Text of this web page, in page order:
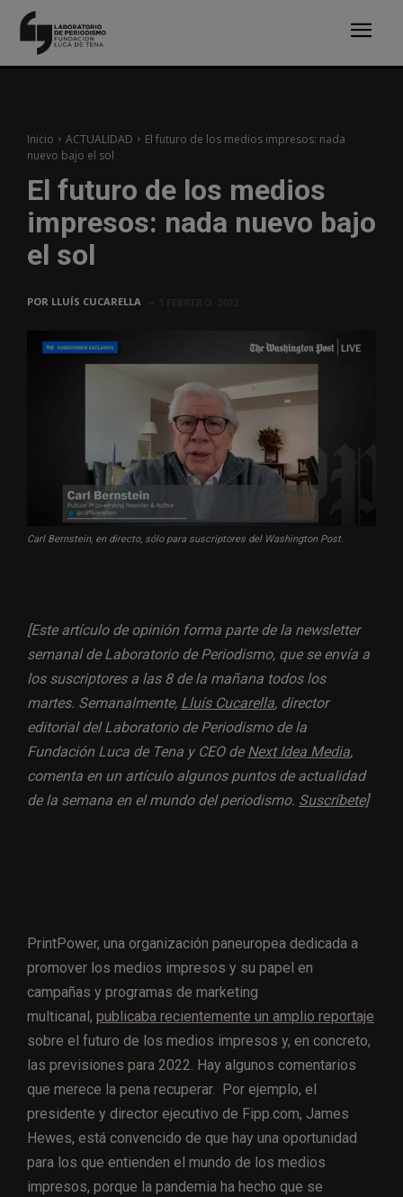
Inicio ACTUALIDAD
El futuro de los medios impresos: nada
nuevo bajo el sol
El futuro de los medios
impresos: nada nuevo bajo
el sol
POR LLUÍS CUCARELLA
Carl Bernstein, en directo, sólo para suscriptores del Washington Post.
[Este artículo de opinión forma parte de la newsletter
semanal de Laboratorio de Periodismo, que se envía a
los suscriptores a las 8 de la mañana todos los
martes. Semanalmente, Lluís Cucarella, director
editorial del Laboratorio de Periodismo de la
Fundación Luca de Tena y CEO de Next Idea Media,
comenta en un artículo algunos puntos de actualidad
de la semana en el mundo del periodismo. Suscríbete]
PrintPower, una organización paneuropea dedicada a
promover los medios impresos y su papel en
campañas y programas de marketing
multicanal, publicaba recientemente un amplio reportaje
sobre el futuro de los medios impresos y, en concreto,
las previsiones para 2022. Hay algunos comentarios
que merece la pena recuperar. Por ejemplo, el
presidente y director ejecutivo de Fipp.com, James
Hewes, está convencido de que hay una oportunidad
para los que entienden el mundo de los medios
impresos, porque la pandemia ha hecho que se